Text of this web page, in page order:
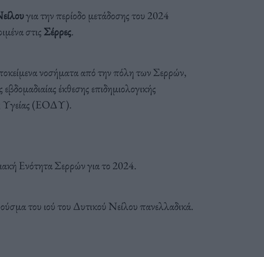
για την περίοδο μετάδοσης του 2024
στις Σέρρες.
νοσήματα από την πόλη των Σερρών,
έκθεσης επιδημιολογικής
Υγείας (ΕΟΔΥ).
Ενότητα Σερρών για το 2024.
του ιού του Δυτικού Νείλου πανελλαδικά.